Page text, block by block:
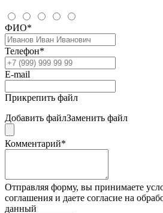
ФИО*
Телефон*
E-mail
Прикрепить файл
Добавить файлЗаменить файл
Комментарий*
Отправляя форму, вы принимаете
соглашения и даете согласие на
данный